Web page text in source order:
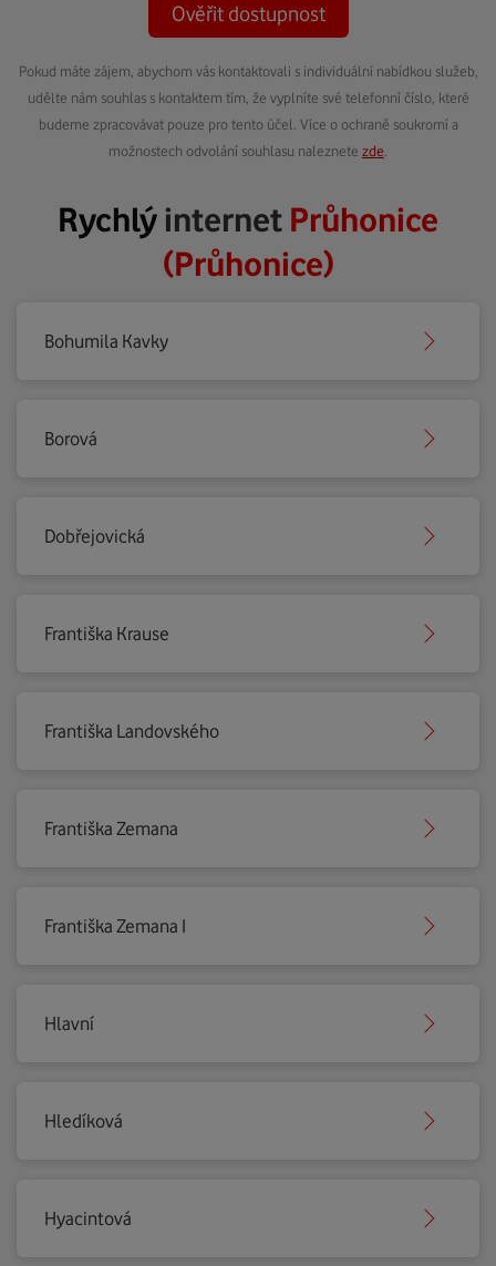
Ověřit dostupnost
Pokud máte zájem, abychom vás kontaktovali s individuální nabídkou služeb,
udělte nám souhlas s kontaktem tím, že vyplníte své telefonní číslo, které
budeme zpracovávat pouze pro tento účel. Více o ochraně soukromí a
možnostech odvolání souhlasu naleznete zde
Rychlýinternet Průhonice
(Průhonice)
Bohumila Kavky
Borová
Dobřejovická
Františka Krause
Františka Landovského
Františka Zemana
Františka Zemana I
Hlavní
Hledíková
Hyacintová